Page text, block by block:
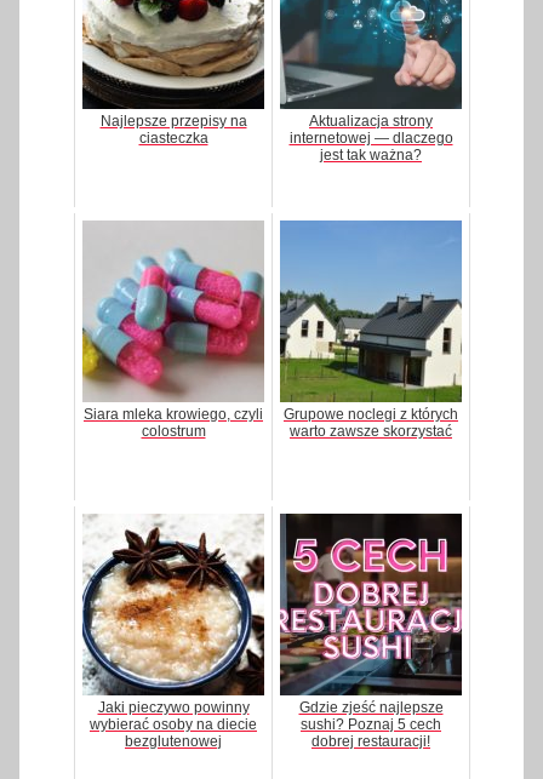
Najlepsze przepisy na
ciasteczka
Aktualizacja strony
internetowej — dlaczego
jest tak ważna?
Siara mleka krowiego, czyli
colostrum
Grupowe noclegi z których
warto zawsze skorzystać
Jaki pieczywo powinny
wybierać osoby na diecie
bezglutenowej
Gdzie zjeść najlepsze
sushi? Poznaj 5 cech
dobrej restauracji!